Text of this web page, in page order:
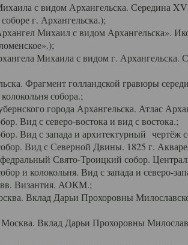
с видом Архангельска. Середина
г. Архангельска.);
Михаил с видом Архангельска».
Михаила с видом г. Архангельска.
Фрагмент голландской гравюры
собора.;
города Архангельска. Атлас
Вид с северо-востока и вид с востока.;
Вид с запада и архитектурный чертёж
Вид с Северной Двины. 1825 г.
Свято-Троицкий собор.
и колокольня. Вид с запада и северо-
Византия. АОКМ.;
Вклад Дарьи Прохоровны
Вклад Дарьи Прохоровны